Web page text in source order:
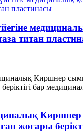
титан
жоғары